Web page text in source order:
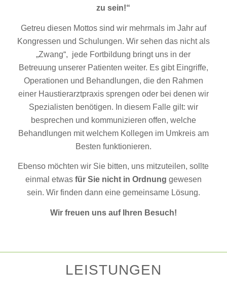
zu sein!“
Getreu diesen Mottos sind wir mehrmals im Jahr auf
Kongressen und Schulungen. Wir sehen das nicht als
„Zwang“, jede Fortbildung bringt uns in der
Betreuung unserer Patienten weiter. Es gibt Eingriffe,
Operationen und Behandlungen, die den Rahmen
einer Haustierarztpraxis sprengen oder bei denen wir
Spezialisten benötigen. In diesem Falle gilt: wir
besprechen und kommunizieren offen, welche
Behandlungen mit welchem Kollegen im Umkreis am
Besten funktionieren.
Ebenso möchten wir Sie bitten, uns mitzuteilen, sollte
einmal etwas für Sie nicht in Ordnung gewesen
sein. Wir finden dann eine gemeinsame Lösung.
Wir freuen uns auf Ihren Besuch!
LEISTUNGEN